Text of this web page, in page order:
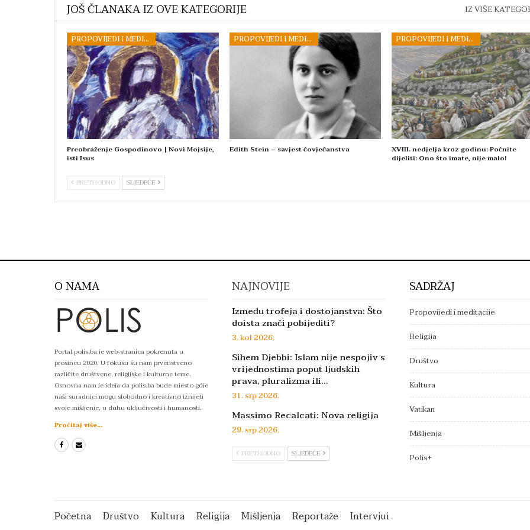
JOŠ ČLANAKA IZ OVE KATEGORIJE IZ VIŠE
PROPOVIJEDI I MEDITACIJE
Preobraženje Gospodinovo | Novi Mojsije,
isti Isus
PROPOVIJEDI I MEDITACIJE
Edith Stein – savjest čovječanstva
PROPOVIJEDI I MEDITACIJE
XVIII. nedjelja kroz godinu: Počnite
dijeliti: Ono što imate, nije malo!
PRETHODNO SLJEDEĆE
O NAMA
Portal polis.ba je web-stranica pokrenuta u
prosincu 2020. U fokusu su nam prvenstveno
različite društvene, religijske i kulturne teme.
Osnovna nam je ideja da polis.ba bude mjesto gdje
naši suradnici mogu slobodno i kreativno iznijeti
svoje mišljenje, u duhu uključivosti i humanosti.
Pročitaj više...
NAJNOVIJE
Između trofeja i dostojanstva: Što
doista znači pobijediti?
3. kol 2026.
Sihem Djebbi: Islam nije nespojiv s
vrijednostima poput ljudskih
prava, pluralizma ili…
31. srp 2026.
Massimo Recalcati: Nova religija
29. srp 2026.
PRETHODNO SLJEDEĆE
SADRŽAJ
Propovijedi i meditacije
Religija
Društvo
Kultura
Vatikan
Mišljenja
Polis+
Početna Društvo Kultura Religija Mišljenja Reportaže Intervjui